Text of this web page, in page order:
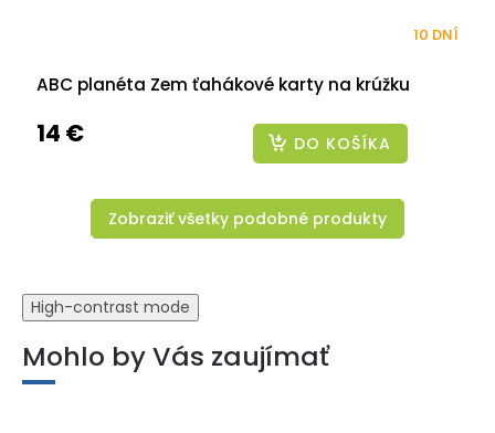
ABC planéta Zem ťahákové karty na krúžku
10 DNÍ
14 € DO KOŠÍKA
Zobraziť všetky podobné produkty
High-contrast mode
Mohlo by Vás zaujímať